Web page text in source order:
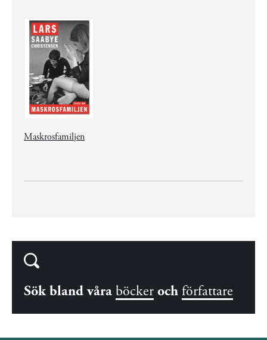
Maskrosfamiljen
Sök bland våra böcker och författare